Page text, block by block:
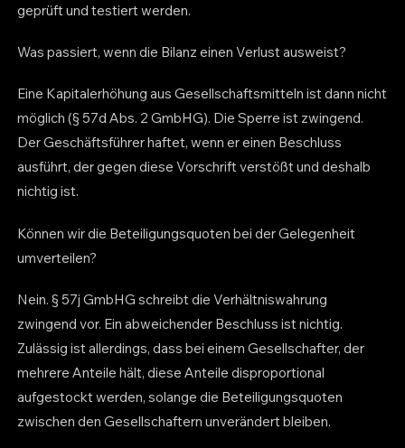
geprüft und testiert werden.
Was passiert, wenn die Bilanz einen Verlust ausweist?
Eine Kapitalerhöhung aus Gesellschaftsmitteln ist dann nicht
möglich (§ 57d Abs. 2 GmbHG). Die Sperre ist zwingend.
Der Geschäftsführer haftet, wenn er einen Beschluss
ausführt, der gegen diese Vorschrift verstößt und deshalb
nichtig ist.
Können wir die Beteiligungsquoten bei der Gelegenheit
umverteilen?
Nein. § 57j GmbHG schreibt die Verhältniswahrung
zwingend vor. Ein abweichender Beschluss ist nichtig.
Zulässig ist allerdings, dass bei einem Gesellschafter, der
mehrere Anteile hält, diese Anteile disproportional
aufgestockt werden, solange die Beteiligungsquoten
zwischen den Gesellschaftern unverändert bleiben.